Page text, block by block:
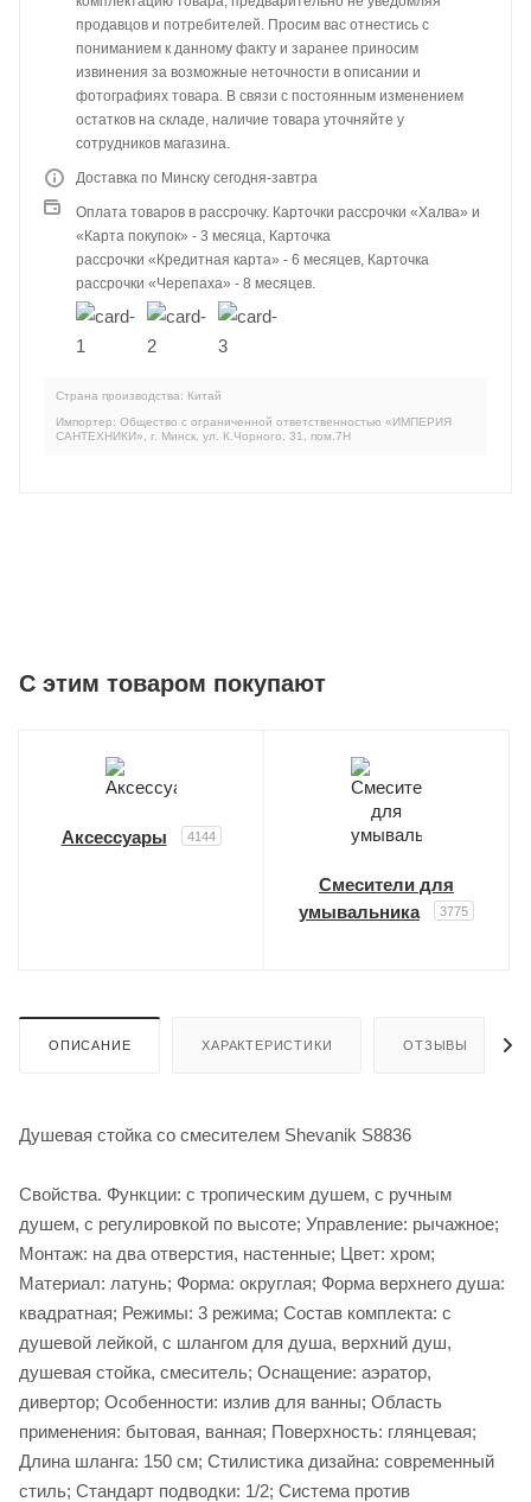
продавцов и потребителей. Просим вас отнестись с
пониманием к данному факту и заранее приносим
извинения за возможные неточности в описании и
фотографиях товара. В связи с постоянным изменением
остатков на складе, наличие товара уточняйте у
сотрудников магазина.
Доставка по Минску сегодня-завтра
Оплата товаров в рассрочку. Карточки рассрочки «Халва» и
«Карта покупок» - 3 месяца, Карточка
рассрочки «Кредитная карта» - 6 месяцев, Карточка
рассрочки «Черепаха» - 8 месяцев.
Страна производства: Китай
Импортер: Общество с ограниченной ответственностью «ИМПЕРИЯ
САНТЕХНИКИ», г. Минск, ул. К.Чорного, 31, пом.7Н
C этим товаром покупают
Аксессуары 4144
Смесители для
умывальника
3775
ОПИСАНИЕ ХАРАКТЕРИСТИКИ ОТЗЫВЫ
Душевая стойка со смесителем Shevanik S8836
Свойства. Функции: с тропическим душем, с ручным
душем, с регулировкой по высоте; Управление: рычажное;
Монтаж: на два отверстия, настенные; Цвет: хром;
Материал: латунь; Форма: округлая; Форма верхнего душа:
квадратная; Режимы: 3 режима; Состав комплекта: с
душевой лейкой, с шлангом для душа, верхний душ,
душевая стойка, смеситель; Оснащение: аэратор,
дивертор; Особенности: излив для ванны; Область
применения: бытовая, ванная; Поверхность: глянцевая;
Длина шланга: 150 см; Стилистика дизайна: современный
стиль; Стандарт подводки: 1/2; Система против